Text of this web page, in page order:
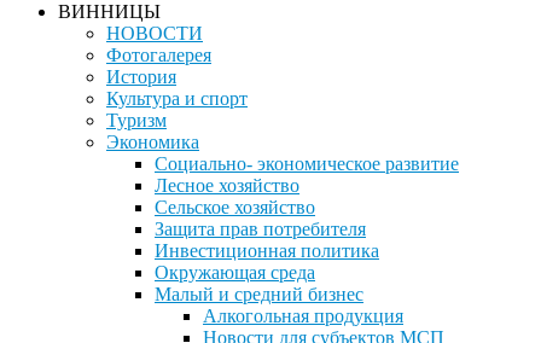
ВИННИЦЫ
НОВОСТИ
Фотогалерея
История
Культура и спорт
Туризм
Экономика
Социально- экономическое развитие
Лесное хозяйство
Сельское хозяйство
Защита прав потребителя
Инвестиционная политика
Окружающая среда
Малый и средний бизнес
Алкогольная продукция
Новости для субъектов МСП